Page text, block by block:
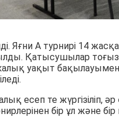
Яғни А турнирі 14
Қатысушылар
уақыт
есеп те жүргізіліп,
бір ұл және